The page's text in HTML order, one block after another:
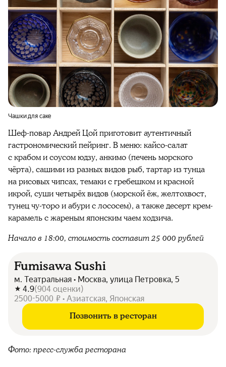
Чашки для саке
Шеф-повар Андрей Цой приготовит аутентичный
гастрономический пейринг. В меню: кайсо-салат
с крабом и соусом юдзу, анкимо (печень морского
чёрта), сашими из разных видов рыб, тартар из тунца
на рисовых чипсах, темаки с гребешком и красной
икрой, суши четырёх видов (морской ёж, желтохвост,
тунец чу-торо и абури с лососем), а также десерт крем-
карамель с жареным японским чаем ходзича.
Начало в 18:00, стоимость составит 25 000 рублей
Fumisawa Sushi
м. Театральная • Москва, улица Петровка, 5
4.9(904 оценки)
2500-5000 ₽ • Азиатская, Японская
Позвонить в ресторан
Фото: пресс-служба ресторана